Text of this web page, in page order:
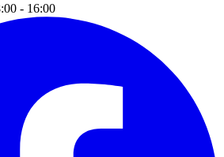
- 16:00